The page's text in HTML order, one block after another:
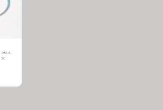
7844-
3C